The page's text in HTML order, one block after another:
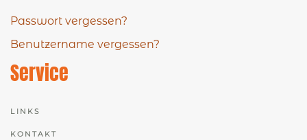
Passwort vergessen?
Benutzername vergessen?
Service
LINKS
KONTAKT